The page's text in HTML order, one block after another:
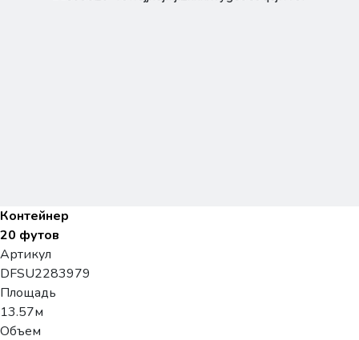
Контейнер
20 футов
Артикул
DFSU2283979
Площадь
13.57м
Объем